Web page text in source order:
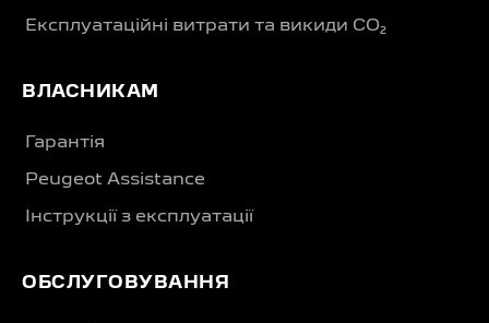
Експлуатаційні витрати та викиди CO₂
ВЛАСНИКАМ
Гарантія
Peugeot Assistance
Інструкції з експлуатації
ОБСЛУГОВУВАННЯ